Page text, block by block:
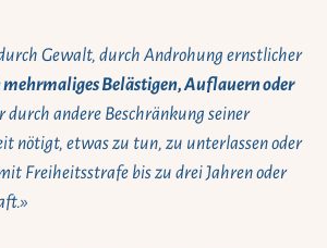
Gewalt, durch Androhung ernstlicher
mehrmaliges Belästigen, Auflauern oder
durch andere Beschränkung seiner
nötigt, etwas zu tun, zu unterlassen oder
Freiheitsstrafe bis zu drei Jahren oder